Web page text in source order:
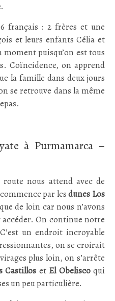
français : 2 frères et une
et leurs enfants Célia et
puisqu’on est tous
Coïncidence, on apprend
la famille dans deux jours
se retrouve dans la même
à Purmamarca –
route nous attend avec de
par lesdunes Los
de loin car nous n’avons
On continue notre
C’est un endroit incroyable
on se croirait
plus loin, on s’arrête
Castillos et El Obeliscoqui
un peu particulière.